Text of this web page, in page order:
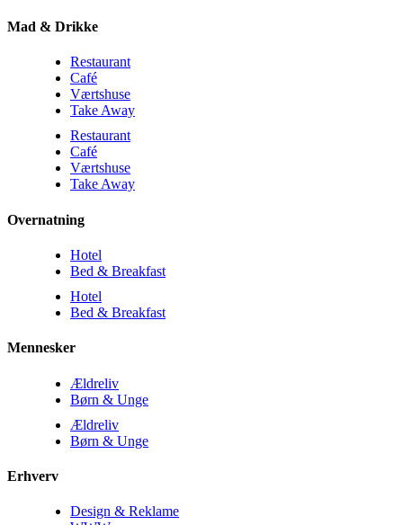
Mad & Drikke
Restaurant
Café
Værtshuse
Take Away
Restaurant
Café
Værtshuse
Take Away
Overnatning
Hotel
Bed & Breakfast
Hotel
Bed & Breakfast
Mennesker
Ældreliv
Børn & Unge
Ældreliv
Børn & Unge
Erhverv
Design & Reklame